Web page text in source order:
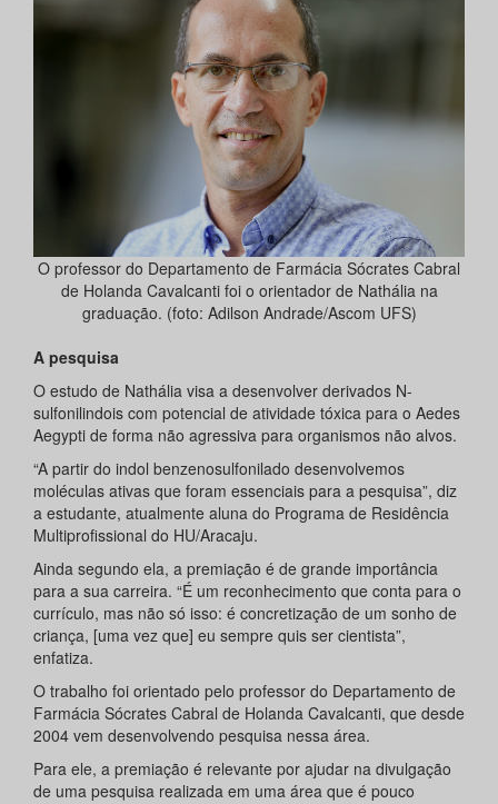
O professor do Departamento de Farmácia Sócrates Cabral
de Holanda Cavalcanti foi o orientador de Nathália na
graduação. (foto: Adilson Andrade/Ascom UFS)
A pesquisa
O estudo de Nathália visa a desenvolver derivados N-
sulfonilindois com potencial de atividade tóxica para o Aedes
Aegypti de forma não agressiva para organismos não alvos.
“A partir do indol benzenosulfonilado desenvolvemos
moléculas ativas que foram essenciais para a pesquisa”, diz
a estudante, atualmente aluna do Programa de Residência
Multiprofissional do HU/Aracaju.
Ainda segundo ela, a premiação é de grande importância
para a sua carreira. “É um reconhecimento que conta para o
currículo, mas não só isso: é concretização de um sonho de
criança, [uma vez que] eu sempre quis ser cientista”,
enfatiza.
O trabalho foi orientado pelo professor do Departamento de
Farmácia Sócrates Cabral de Holanda Cavalcanti, que desde
2004 vem desenvolvendo pesquisa nessa área.
Para ele, a premiação é relevante por ajudar na divulgação
de uma pesquisa realizada em uma área que é pouco